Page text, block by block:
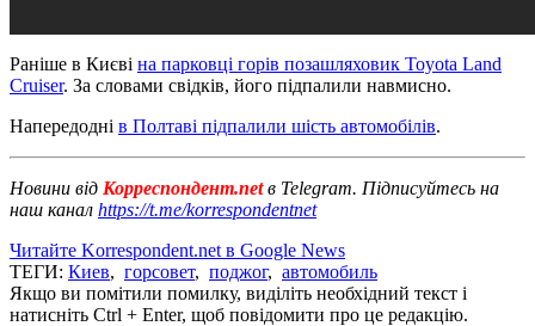
Раніше в Києві на парковці горів позашляховик Toyota Land
Cruiser. За словами свідків, його підпалили навмисно.
Напередодні в Полтаві підпалили шість автомобілів.
Новини від Корреспондент.netв Telegram. Підписуйтесь на
наш канал https://t.me/korrespondentnet
Читайте Korrespondent.net в Google News
ТЕГИ: Киев, горсовет, поджог, автомобиль
Якщо ви помітили помилку, виділіть необхідний текст і
натисніть Ctrl + Enter, щоб повідомити про це редакцію.